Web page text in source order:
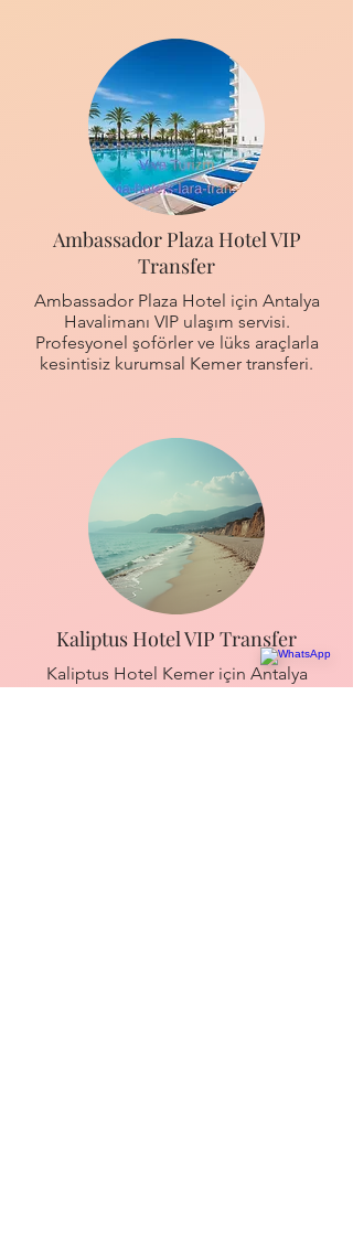
Ambassador Plaza Hotel VIP
Transfer
Ambassador Plaza Hotel için Antalya
Havalimanı VIP ulaşım servisi.
Profesyonel şoförler ve lüks araçlarla
kesintisiz kurumsal Kemer transferi.
Kaliptus Hotel VIP Transfer
Kaliptus Hotel Kemer için Antalya
Havalimanı VIP ulaşım. Lüks Mercedes